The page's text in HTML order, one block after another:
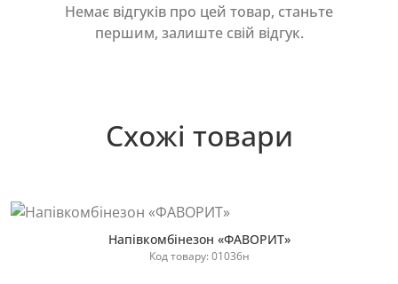
Немає відгуків про цей товар, станьте
першим, залиште свій відгук.
Схожі товари
Напівкомбінезон «ФАВОРИТ»
Код товару: 01036н